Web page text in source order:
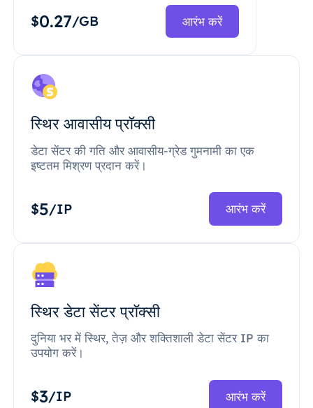
$0.27/GB आरंभ करें
स्थिर आवासीय प्रॉक्सी
डेटा सेंटर की गति और आवासीय-ग्रेड गुमनामी का एक
इष्टतम मिश्रण प्रदान करें।
$5/IP आरंभ करें
स्थिर डेटा सेंटर प्रॉक्सी
दुनिया भर में स्थिर, तेज़ और शक्तिशाली डेटा सेंटर IP का
उपयोग करें।
$3/IP आरंभ करें